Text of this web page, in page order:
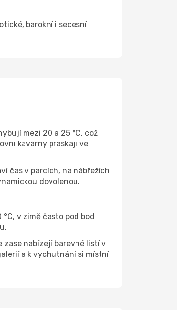
barokní i secesní
mezi 20 a 25 °C, což
kavárny praskají ve
čas v parcích, na nábřežích
dovolenou.
v zimě často pod bod
zase nabízejí barevné listí v
a k vychutnání si místní